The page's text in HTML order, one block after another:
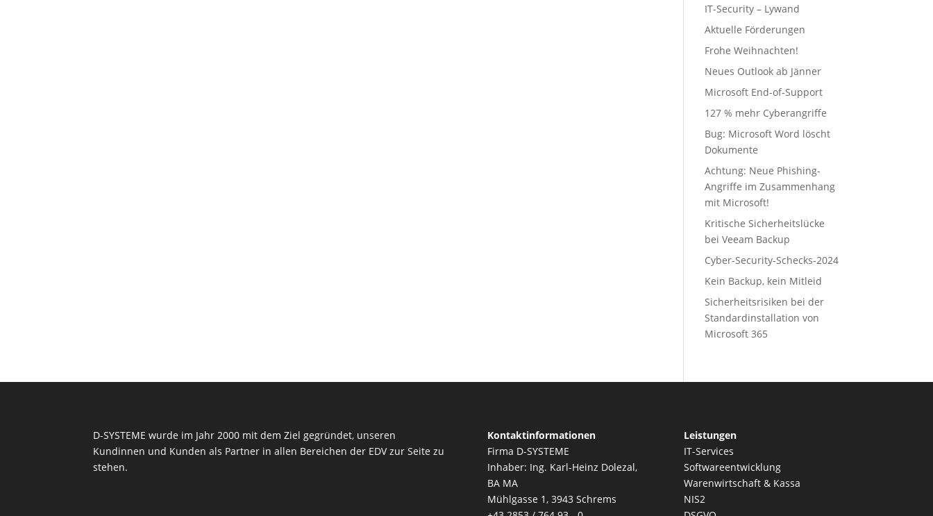
IT-Security – Lywand
Aktuelle Förderungen
Frohe Weihnachten!
Neues Outlook ab Jänner
Microsoft End-of-Support
127 % mehr Cyberangriffe
Bug: Microsoft Word löscht
Dokumente
Achtung: Neue Phishing-
Angriffe im Zusammenhang
mit Microsoft!
Kritische Sicherheitslücke
bei Veeam Backup
Cyber-Security-Schecks-2024
Kein Backup, kein Mitleid
Sicherheitsrisiken bei der
Standardinstallation von
Microsoft 365
D-SYSTEME wurde im Jahr 2000 mit dem Ziel gegründet, unseren
Kundinnen und Kunden als Partner in allen Bereichen der EDV zur Seite zu
stehen.
Kontaktinformationen
Firma D-SYSTEME
Inhaber: Ing. Karl-Heinz Dolezal,
BA MA
Mühlgasse 1, 3943 Schrems
Leistungen
IT-Services
Softwareentwicklung
Warenwirtschaft & Kassa
NIS2